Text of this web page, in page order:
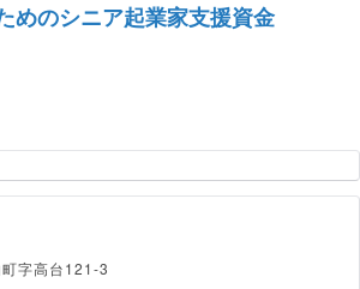
めのシニア起業家支援資金
字高台121-3